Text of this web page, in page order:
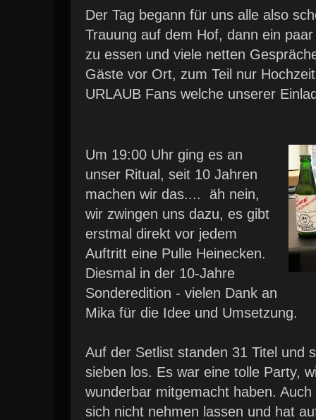
Der Tag begann für uns alle also
Trauung auf dem Hof, dann ein
zu essen und viele netten
Gäste vor Ort, zum Teil nur
URLAUB Fans welche unserer
Um 19:00 Uhr ging es an
unser Ritual, seit 10 Jahren
machen wir das.... äh nein,
wir zwingen uns dazu, es gibt
erstmal direkt vor jedem
Auftritt eine Pulle Heinecken.
Diesmal in der 10-Jahre
Sonderedition - vielen Dank an
Mika für die Idee und Umsetzung.
Auf der Setlist standen 31 Titel und
sieben los. Es war eine tolle Party,
wunderbar mitgemacht haben.
sich nicht nehmen lassen und hat